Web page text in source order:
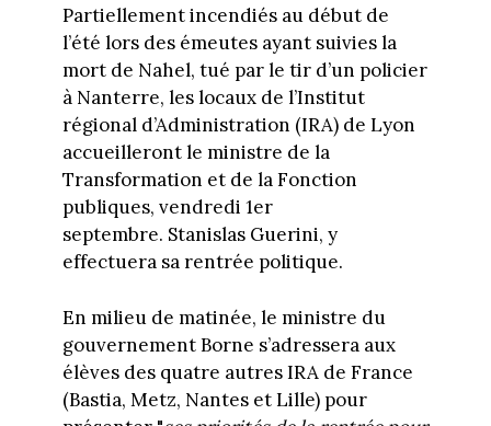
Partiellement incendiés au début de
l’été lors des émeutes ayant suivies la
mort de Nahel, tué par le tir d’un policier
à Nanterre, les locaux de l’Institut
régional d’Administration (IRA) de Lyon
accueilleront le ministre de la
Transformation et de la Fonction
publiques, vendredi 1er
septembre. Stanislas Guerini, y
effectuera sa rentrée politique.
En milieu de matinée, le ministre du
gouvernement Borne s’adressera aux
élèves des quatre autres IRA de France
(Bastia, Metz, Nantes et Lille) pour